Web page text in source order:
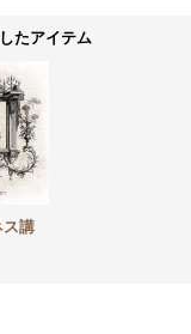
たアイテム
講